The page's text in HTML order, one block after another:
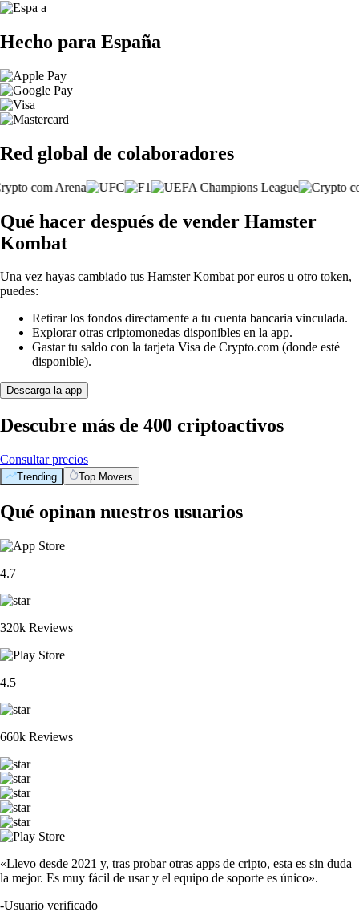
Hecho para España
Red global de colaboradores
Qué hacer después de vender Hamster
Kombat
Una vez hayas cambiado tus Hamster Kombat por euros u otro token,
puedes:
Retirar los fondos directamente a tu cuenta bancaria vinculada.
Explorar otras criptomonedas disponibles en la app.
Gastar tu saldo con la tarjeta Visa de Crypto.com (donde esté
disponible).
Descarga la app
Descubre más de 400 criptoactivos
Consultar precios
Trending Top Movers
Qué opinan nuestros usuarios
4.7
320k Reviews
4.5
660k Reviews
«Llevo desde 2021 y, tras probar otras apps de cripto, esta es sin duda
la mejor. Es muy fácil de usar y el equipo de soporte es único».
-Usuario verificado